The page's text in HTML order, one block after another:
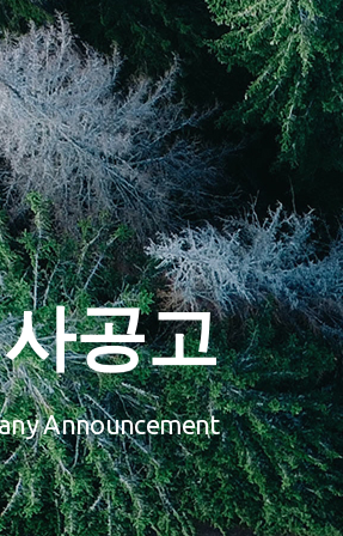
공고
Announcement